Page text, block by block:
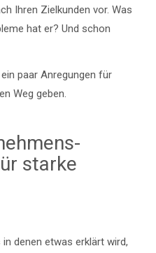
Ihren Zielkunden vor. Was
hat er? Und schon
paar Anregungen für
Weg geben.
starke
denen etwas erklärt wird,